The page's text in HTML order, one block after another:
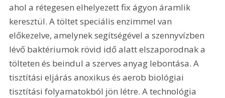
ahol a rétegesen elhelyezett fix ágyon áramlik
keresztül. A töltet speciális enzimmel van
előkezelve, amelynek segítségével a szennyvízben
lévő baktériumok rövid idő alatt elszaporodnak a
tölteten és beindul a szerves anyag lebontása. A
tisztítási eljárás anoxikus és aerob biológiai
tisztítási folyamatokból jön létre. A technológia